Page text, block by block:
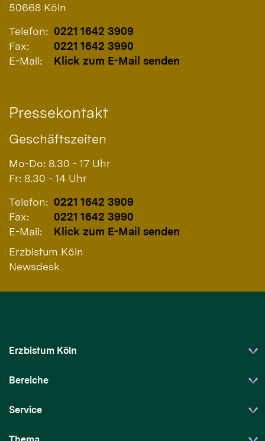
50668 Köln
Telefon: 0221 1642 3909
Fax:
0221 1642 3990
E-Mail:
Klick zum E-Mail senden
Pressekontakt
Geschäftszeiten
Mo-Do: 8.30 - 17 Uhr
Fr: 8.30 - 14 Uhr
Telefon: 0221 1642 3909
Fax:
0221 1642 3990
E-Mail:
Klick zum E-Mail senden
Erzbistum Köln
Newsdesk
Erzbistum Köln
Bereiche
Service